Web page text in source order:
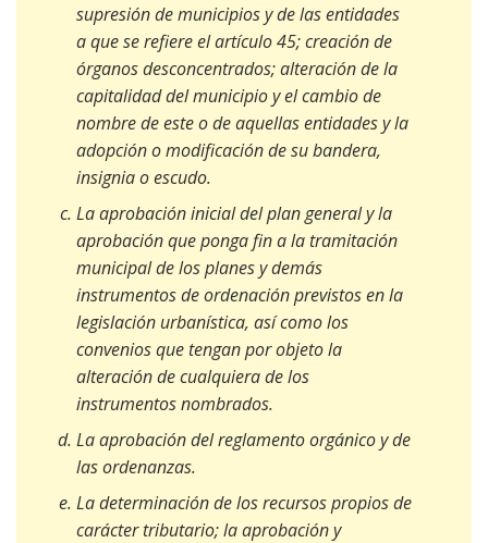
Fiestas y
romerías
Cultura
Recaudación y
gestión
económica
ciudadana
Juzgado de paz
supresión de municipios y de las entidades
a que se refiere el artículo 45; creación de
órganos desconcentrados; alteración de la
capitalidad del municipio y el cambio de
nombre de este o de aquellas entidades y la
adopción o modificación de su bandera,
insignia o escudo.
La aprobación inicial del plan general y la
aprobación que ponga fin a la tramitación
municipal de los planes y demás
instrumentos de ordenación previstos en la
legislación urbanística, así como los
convenios que tengan por objeto la
alteración de cualquiera de los
instrumentos nombrados.
La aprobación del reglamento orgánico y de
las ordenanzas.
La determinación de los recursos propios de
carácter tributario; la aprobación y